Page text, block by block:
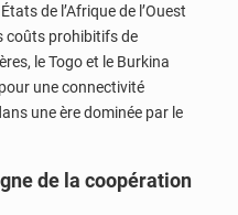
de l’Afrique de l’Ouest
coûts prohibitifs de
le Togo et le Burkina
une connectivité
une ère dominée par le
de la coopération